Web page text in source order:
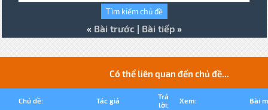
« Bài trước| Bài tiếp»
Có thể liên quan đến chủ đề...
Chủ đề: Tác giả
Trả
lời:
Xem: Bài